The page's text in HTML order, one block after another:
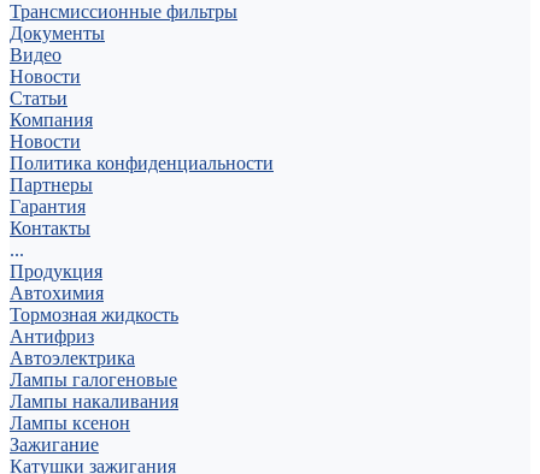
Трансмиссионные фильтры
Документы
Видео
Новости
Статьи
Компания
Новости
Политика конфиденциальности
Партнеры
Гарантия
Контакты
...
Продукция
Автохимия
Тормозная жидкость
Антифриз
Автоэлектрика
Лампы галогеновые
Лампы накаливания
Лампы ксенон
Зажигание
Катушки зажигания